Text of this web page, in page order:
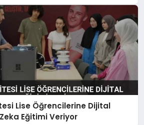
Lise Öğrencilerine Dijital
Eğitimi Veriyor